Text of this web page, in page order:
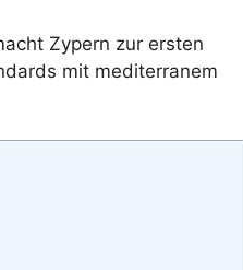
Zypern zur ersten
mit mediterranem